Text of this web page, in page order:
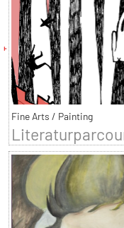
Fine Arts / Painting